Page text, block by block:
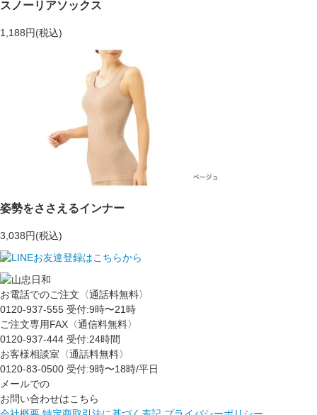
スノーリアソックス
1,188円(税込)
姿勢をささえるインナー
3,038円(税込)
お電話でのご注文〈通話料無料〉
0120-937-555 受付:9時〜21時
ご注文専用FAX〈通信料無料〉
0120-937-444 受付:24時間
お客様相談室〈通話料無料〉
0120-83-0500 受付:9時〜18時/平日
メールでの
お問い合わせはこちら